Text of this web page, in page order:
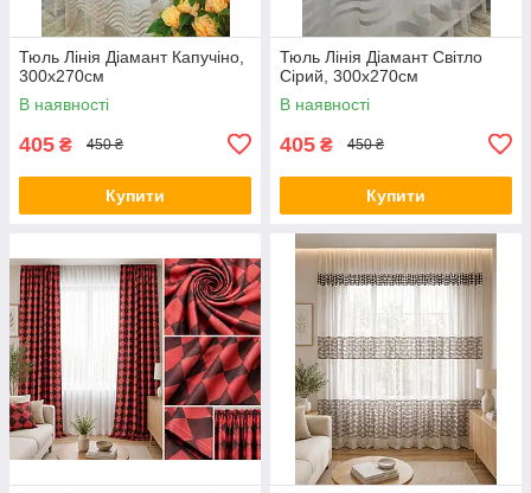
Тюль Лінія Діамант Капучіно,
300х270см
В наявності
405 ₴ 450 ₴
Купити
Тюль Лінія Діамант Світло
Сірий, 300х270см
В наявності
405 ₴ 450 ₴
Купити